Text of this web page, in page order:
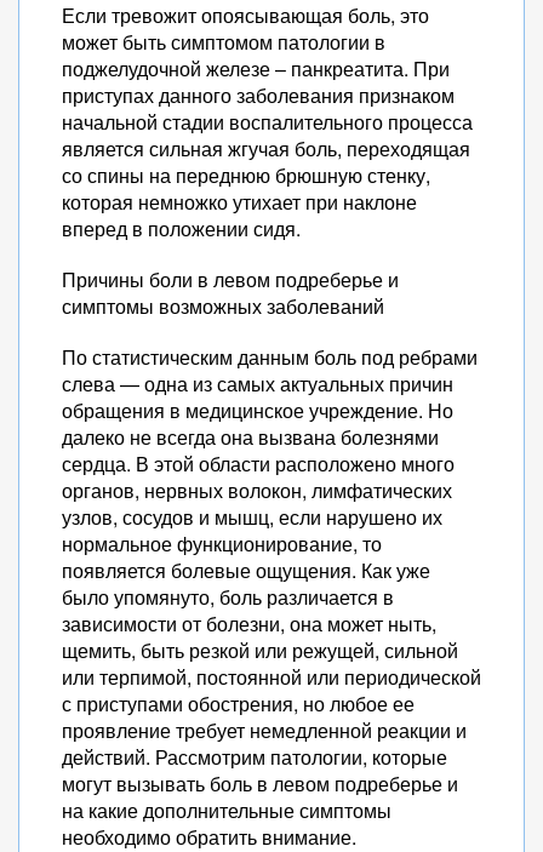
Если тревожит опоясывающая боль, это
может быть симптомом патологии в
поджелудочной железе – панкреатита. При
приступах данного заболевания признаком
начальной стадии воспалительного процесса
является сильная жгучая боль, переходящая
со спины на переднюю брюшную стенку,
которая немножко утихает при наклоне
вперед в положении сидя.
Причины боли в левом подреберье и
симптомы возможных заболеваний
По статистическим данным боль под ребрами
слева — одна из самых актуальных причин
обращения в медицинское учреждение. Но
далеко не всегда она вызвана болезнями
сердца. В этой области расположено много
органов, нервных волокон, лимфатических
узлов, сосудов и мышц, если нарушено их
нормальное функционирование, то
появляется болевые ощущения. Как уже
было упомянуто, боль различается в
зависимости от болезни, она может ныть,
щемить, быть резкой или режущей, сильной
или терпимой, постоянной или периодической
с приступами обострения, но любое ее
проявление требует немедленной реакции и
действий. Рассмотрим патологии, которые
могут вызывать боль в левом подреберье и
на какие дополнительные симптомы
необходимо обратить внимание.